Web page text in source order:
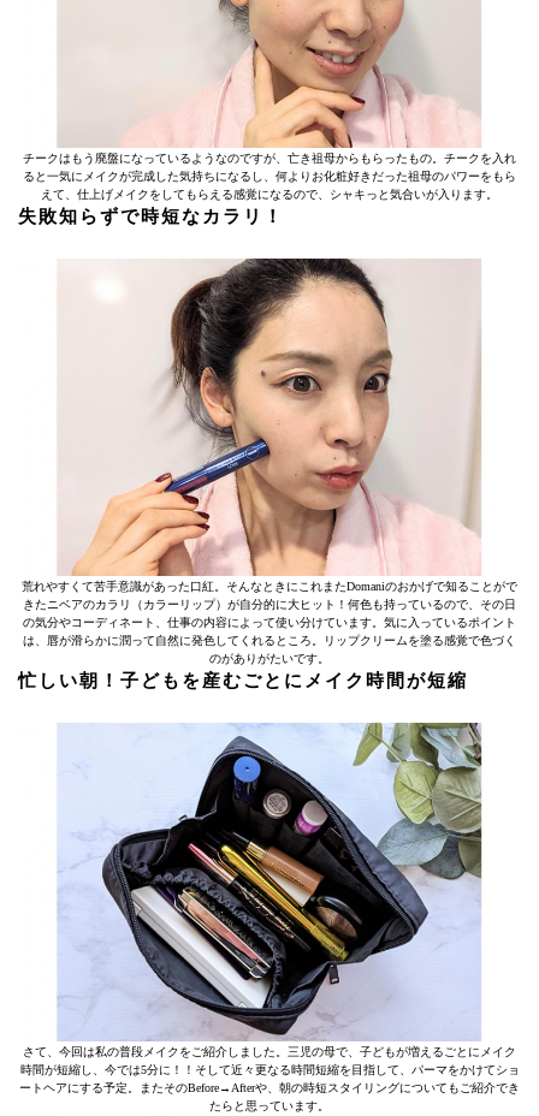
チークはもう廃盤になっているようなのですが、亡き祖母からもらったもの。チークを入れ
ると一気にメイクが完成した気持ちになるし、何よりお化粧好きだった祖母のパワーをもら
えて、仕上げメイクをしてもらえる感覚になるので、シャキっと気合いが入ります。
失敗知らずで時短なカラリ！
荒れやすくて苦手意識があった口紅。そんなときにこれまたDomaniのおかげで知ることがで
きたニベアのカラリ（カラーリップ）が自分的に大ヒット！何色も持っているので、その日
の気分やコーディネート、仕事の内容によって使い分けています。気に入っているポイント
は、唇が滑らかに潤って自然に発色してくれるところ。リップクリームを塗る感覚で色づく
のがありがたいです。
忙しい朝！子どもを産むごとにメイク時間が短縮
さて、今回は私の普段メイクをご紹介しました。三児の母で、子どもが増えるごとにメイク
時間が短縮し、今では5分に！！そして近々更なる時間短縮を目指して、パーマをかけてショ
ートヘアにする予定。またそのBefore→Afterや、朝の時短スタイリングについてもご紹介でき
たらと思っています。